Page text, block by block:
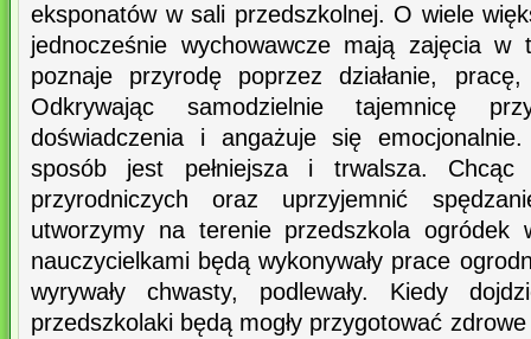
eksponatów w sali przedszkolnej. O wiele
jednocześnie wychowawcze mają zajęcia w
poznaje przyrodę poprzez działanie,
Odkrywając samodzielnie tajemnicę
doświadczenia i angażuje się
sposób jest pełniejsza i trwalsza.
przyrodniczych oraz uprzyjemnić
utworzymy na terenie przedszkola ogródek
nauczycielkami będą wykonywały prace
wyrywały chwasty, podlewały. Kiedy
przedszkolaki będą mogły przygotować